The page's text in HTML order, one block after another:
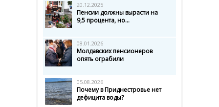
20.12.2025
Пенсии должны вырасти на
9,5 процента, но...
08.01.2026
Молдавских пенсионеров
опять ограбили
05.08.2026
Почему в Приднестровье нет
дефицита воды?